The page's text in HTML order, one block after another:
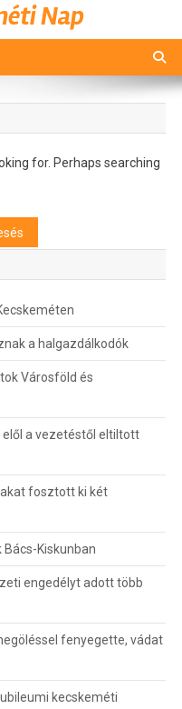
Nap
for. Perhaps searching
a halgazdálkodók
Városföld és
elől a vezetéstől eltiltott
fosztott ki két
Kiskunban
engedélyt adott több
fenyegette, vádat
kecskeméti